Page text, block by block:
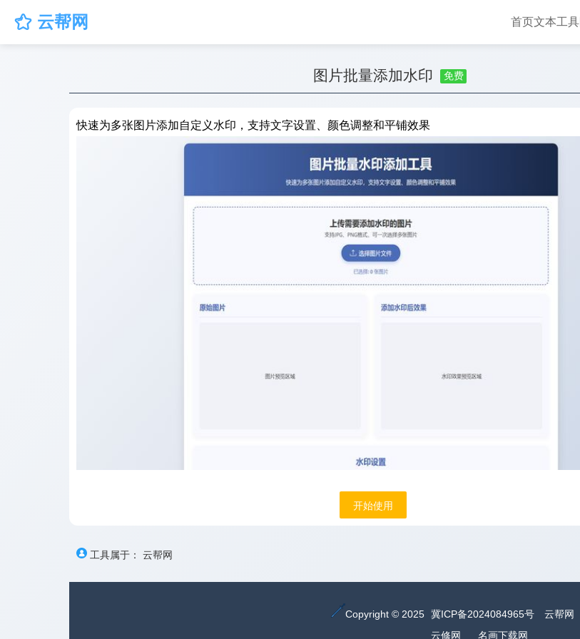
 云帮网 首页文本工具
图片批量添加水印 免费
快速为多张图片添加自定义水印，支持文字设置、颜色调整和平铺效果
开始使用
工具属于： 云帮网
Copyright © 2025 冀ICP备2024084965号 云帮网
云修网
名画下载网